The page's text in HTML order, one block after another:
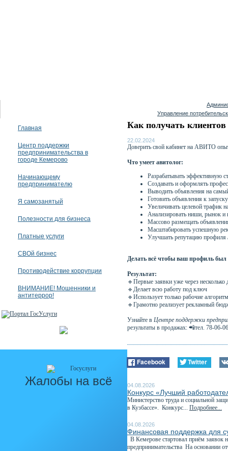
Управление
Главная
Центр поддержки
предпринимательства в
городе Кемерово
Начинающему
предпринимателю
Я самозанятый
Полезности для бизнеса
Платные услуги
СВОй бизнес
Противодействие коррупции
ВНИМАНИЕ! Мошенники и
антитеррор!
Жалобы на всё
Как получать клиентов
22.02.2024
Доверить свой кабинет на АВИТО
Что умеет авитолог:
Разрабатывать эффективную
Создавать и оформлять
Выводить объявления на
Готовить объявления к
Увеличивать целевой трафик
Анализировать ниши, рынок и
Массово размещать
Масштабировать успешную
Улучшать репутацию профиля
Делать всё чтобы ваш профиль
Результат:
🔹Первые заявки уже через несколько
🔹Делает всю работу под ключ
🔹Использует только рабочие
🔹Грамотно реализует рекламный
Узнайте в Центре поддержки
результаты в продажах: 📲тел. 78-06-
Facebook Twitter
04.08.2026
Конкурс «Лучший
Министерство труда и социальной
в Кузбассе». Конкурс... Подробнее...
04.08.2026
Финансовая поддержка для
В Кемерове стартовал приём заявок
предпринимательства На основании